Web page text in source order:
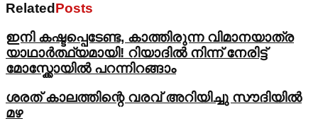
Related Posts
ഇനി കഷ്ടപ്പെടേണ്ട, കാത്തിരുന്ന വിമാനയാത്ര
യാഥാർത്ഥ്യമായി! റിയാദിൽ നിന്ന് നേരിട്ട്
മോസ്ക്കോയിൽ പറന്നിറങ്ങാം
ശരത് കാലത്തിന്റെ വരവ് അറിയിച്ചു സൗദിയിൽ
മഴ